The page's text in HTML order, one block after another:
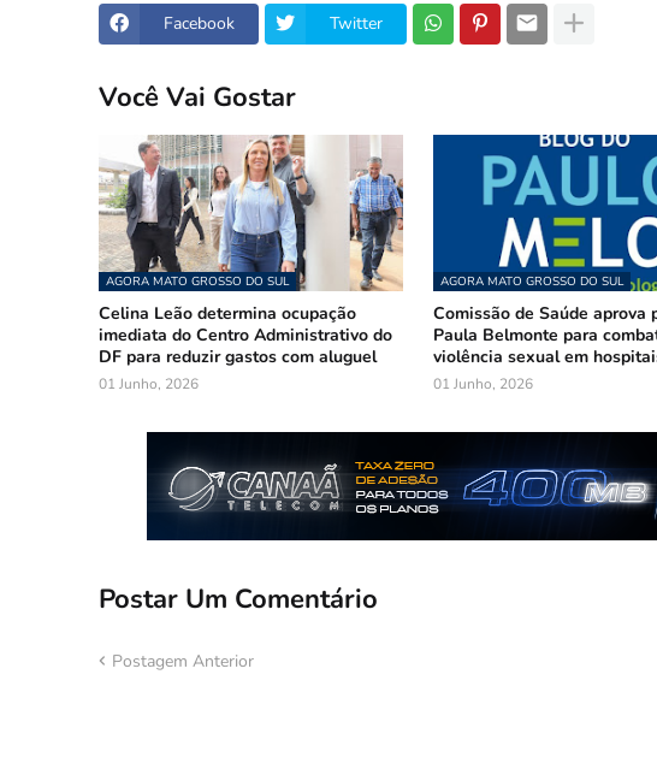
Facebook Twitter
Você Vai Gostar
AGORA MATO GROSSO DO SUL
Celina Leão determina ocupação
imediata do Centro Administrativo do
DF para reduzir gastos com aluguel
01 Junho, 2026
AGORA MATO GROSSO DO SUL
Comissão de Saúde aprova
Paula Belmonte para
violência sexual em
01 Junho, 2026
Postar Um Comentário
Postagem Anterior